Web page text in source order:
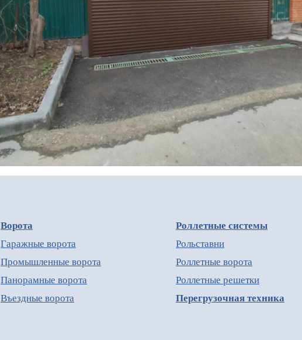
Ворота
Гаражные ворота
Промышленные ворота
Панорамные ворота
Въездные ворота
Роллетные системы
Рольставни
Роллетные ворота
Роллетные решетки
Перегрузочная техника